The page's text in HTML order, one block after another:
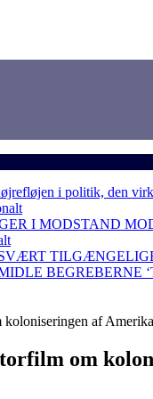
i politik, den
I MODSTAND
af Amerika
om